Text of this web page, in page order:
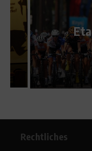
Rechtliches